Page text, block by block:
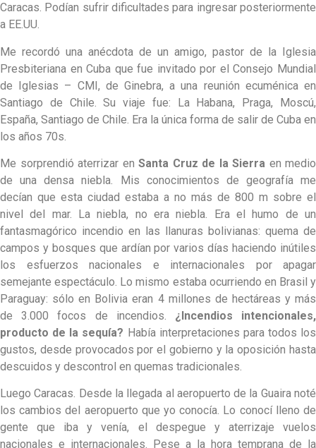
Caracas. Podían sufrir dificultades para ingresar posteriormente
a EE.UU.
Me recordó una anécdota de un amigo, pastor de la Iglesia
Presbiteriana en Cuba que fue invitado por el Consejo Mundial
de Iglesias – CMI, de Ginebra, a una reunión ecuménica en
Santiago de Chile. Su viaje fue: La Habana, Praga, Moscú,
España, Santiago de Chile. Era la única forma de salir de Cuba en
los años 70s.
Me sorprendió aterrizar en Santa Cruz de la Sierra en medio
de una densa niebla. Mis conocimientos de geografía me
decían que esta ciudad estaba a no más de 800 m sobre el
nivel del mar. La niebla, no era niebla. Era el humo de un
fantasmagórico incendio en las llanuras bolivianas: quema de
campos y bosques que ardían por varios días haciendo inútiles
los esfuerzos nacionales e internacionales por apagar
semejante espectáculo. Lo mismo estaba ocurriendo en Brasil y
Paraguay: sólo en Bolivia eran 4 millones de hectáreas y más
de 3.000 focos de incendios. ¿Incendios intencionales,
producto de la sequía? Había interpretaciones para todos los
gustos, desde provocados por el gobierno y la oposición hasta
descuidos y descontrol en quemas tradicionales.
Luego Caracas. Desde la llegada al aeropuerto de la Guaira noté
los cambios del aeropuerto que yo conocía. Lo conocí lleno de
gente que iba y venía, el despegue y aterrizaje vuelos
nacionales e internacionales. Pese a la hora temprana de la